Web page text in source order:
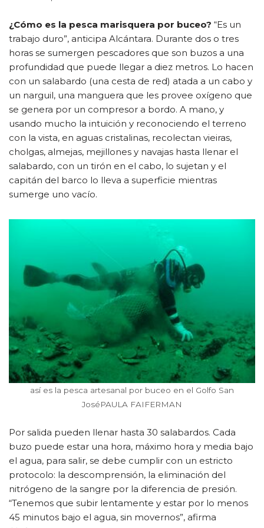
¿Cómo es la pesca marisquera por buceo? “Es un
trabajo duro”, anticipa Alcántara. Durante dos o tres
horas se sumergen pescadores que son buzos a una
profundidad que puede llegar a diez metros. Lo hacen
con un salabardo (una cesta de red) atada a un cabo y
un narguil, una manguera que les provee oxígeno que
se genera por un compresor a bordo. A mano, y
usando mucho la intuición y reconociendo el terreno
con la vista, en aguas cristalinas, recolectan vieiras,
cholgas, almejas, mejillones y navajas hasta llenar el
salabardo, con un tirón en el cabo, lo sujetan y el
capitán del barco lo lleva a superficie mientras
sumerge uno vacío.
así es la pesca artesanal por buceo en el Golfo San
JoséPAULA FAIFERMAN
Por salida pueden llenar hasta 30 salabardos. Cada
buzo puede estar una hora, máximo hora y media bajo
el agua, para salir, se debe cumplir con un estricto
protocolo: la descomprensión, la eliminación del
nitrógeno de la sangre por la diferencia de presión.
“Tenemos que subir lentamente y estar por lo menos
45 minutos bajo el agua, sin movernos”, afirma